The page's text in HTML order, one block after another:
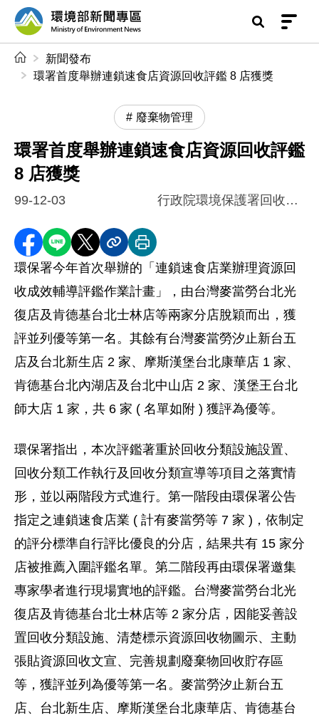
前往中央內容區塊
環境部新聞專區
新聞發布
環署首度舉辦連鎖速食店資源回收評鑑 8 店獲獎
廢棄物管理
環署首度舉辦連鎖速食店資源回收評鑑
8 店獲獎
99-12-03 行政院環境保護署回收基管會
分享至 Facebook
分享到 LINE
分享到 X分享內容連結
列印本頁
環保署今年首次舉辦的「連鎖速食店業辦理資源回
收成效輔導評鑑作業計畫」，由台灣麥當勞台北光
復店及肯德基台北士林店等兩家分店脫穎而出，獲
評並列優等第一名。其餘有台灣麥當勞汐止新台五
店及台北新生店 2 家、摩斯漢堡台北康華店 1 家、
肯德基台北內湖店及台北中山店 2 家、漢堡王台北
師大店 1 家，共 6 家 ( 名單如附 ) 獲評為優等。
環保署指出，本次評鑑著重於回收分類設施設置、
回收分類工作執行及回收分類宣導等項目之落實情
形，並以兩階段方式進行。第一階段由環保署公告
指定之連鎖速食店業 ( 計有麥當勞等 7 家 )，依制定
的評分標準自行評比優良的分店，結果共有 15 家分
店被推薦入圍評鑑名單。第二階段再由環保署邀集
專家學者進行現場實地的評鑑。台灣麥當勞台北光
復店及肯德基台北士林店等 2 家分店，因能妥善設
置回收分類設施、清楚標示資源回收物圖示、主動
張貼資源回收文宣、完善規劃廢棄物回收貯存區
等，獲評並列為優等第一名。麥當勞汐止新台五
店、台北新生店、摩斯漢堡台北康華店、肯德基台